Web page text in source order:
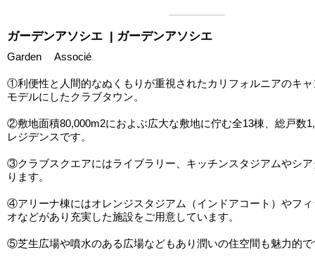
ガーデンアソシエ | ガーデンアソシエ
Garden Associé
①利便性と人間的なぬくもりが重視されたカリフォルニアのキ
モデルにしたクラブタウン。
②敷地面積80,000m2におよぶ広大な敷地に佇む全13棟、総戸数
レジデンスです。
③クラブスクエアにはライブラリー、キッチンスタジアムやシ
ります。
④アリーナ棟にはオレンジスタジアム（インドアコート）やフ
オなどがあり充実した施設をご用意しています。
⑤芝生広場や噴水のある広場などもあり潤いの住空間も魅力的で